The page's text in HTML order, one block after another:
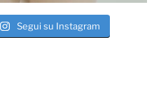
Segui su Instagram